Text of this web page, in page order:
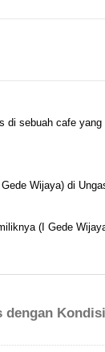
di sebuah cafe yang
Wijaya) di
(I Gede
dengan Kondisi